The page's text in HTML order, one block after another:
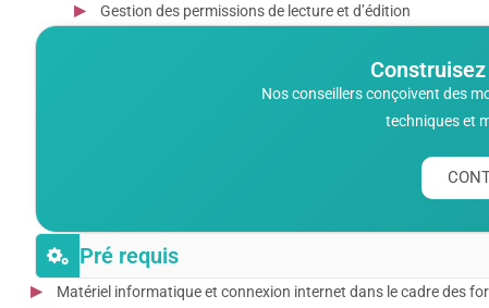
Gestion des permissions de lecture et d’édition
Nos conseillers conçoivent des
techniques et
Pré requis
Matériel informatique et connexion internet dans le cadre des